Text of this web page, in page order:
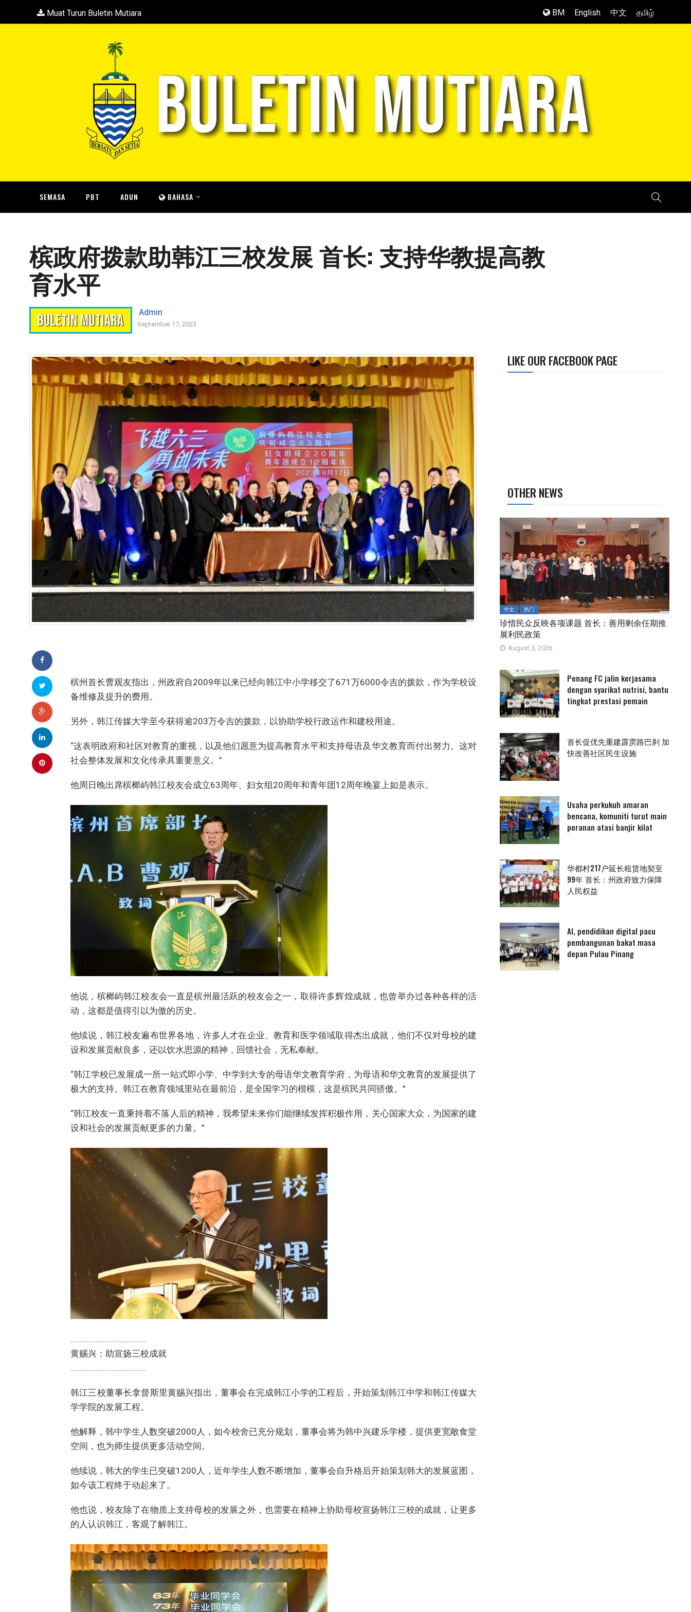
Muat Turun Buletin Mutiara BM English 中文 தமிழ்
SEMASA PBT ADUN BAHASA
槟政府拨款助韩江三校发展 首长: 支持华教提高教
育水平
Admin
September 17, 2023
槟州首长曹观友指出，州政府自2009年以来已经向韩江中小学移交了671万6000令吉的拨款，作为学校设
备维修及提升的费用。
另外，韩江传媒大学至今获得逾203万令吉的拨款，以协助学校行政运作和建校用途。
“这表明政府和社区对教育的重视，以及他们愿意为提高教育水平和支持母语及华文教育而付出努力。这对
社会整体发展和文化传承具重要意义。”
他周日晚出席槟榔屿韩江校友会成立63周年、妇女组20周年和青年团12周年晚宴上如是表示。
他说，槟榔屿韩江校友会一直是槟州最活跃的校友会之一，取得许多辉煌成就，也曾举办过各种各样的活
动，这都是值得引以为傲的历史。
他续说，韩江校友遍布世界各地，许多人才在企业、教育和医学领域取得杰出成就，他们不仅对母校的建
设和发展贡献良多，还以饮水思源的精神，回馈社会，无私奉献。
“韩江学校已发展成一所一站式即小学、中学到大专的母语华文教育学府，为母语和华文教育的发展提供了
极大的支持。韩江在教育领域里站在最前沿，是全国学习的楷模，这是槟民共同骄傲。”
“韩江校友一直秉持着不落人后的精神，我希望未来你们能继续发挥积极作用，关心国家大众，为国家的建
设和社会的发展贡献更多的力量。”
………………………………….
黄赐兴：助宣扬三校成就
………………………………….
韩江三校董事长拿督斯里黄赐兴指出，董事会在完成韩江小学的工程后，开始策划韩江中学和韩江传媒大
学学院的发展工程。
他解释，韩中学生人数突破2000人，如今校舍已充分规划，董事会将为韩中兴建乐学楼，提供更宽敞食堂
空间，也为师生提供更多活动空间。
他续说，韩大的学生已突破1200人，近年学生人数不断增加，董事会自升格后开始策划韩大的发展蓝图，
如今该工程终于动起来了。
他也说，校友除了在物质上支持母校的发展之外，也需要在精神上协助母校宣扬韩江三校的成就，让更多
的人认识韩江，客观了解韩江。
LIKE OUR FACEBOOK PAGE
OTHER NEWS
中文 热门
珍惜民众反映各项课题 首长：善用剩余任期推
展利民政策
August 3, 2026
Penang FC jalin kerjasama
dengan syarikat nutrisi, bantu
tingkat prestasi pemain
首长促优先重建霹雳路巴刹 加
快改善社区民生设施
Usaha perkukuh amaran
bencana, komuniti turut main
peranan atasi banjir kilat
华都村217户延长租赁地契至
99年 首长：州政府致力保障
人民权益
AI, pendidikan digital pacu
pembangunan bakat masa
depan Pulau Pinang